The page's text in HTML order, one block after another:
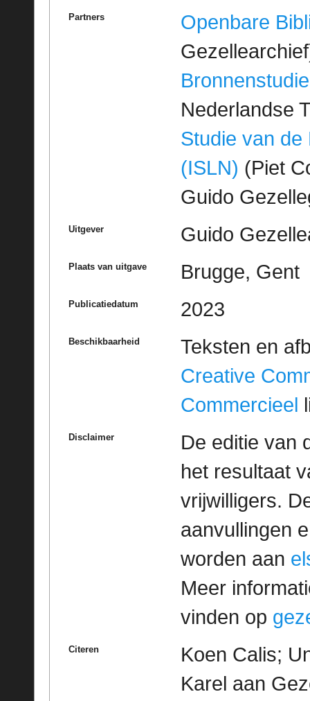
Partners
Openbare
Bronnenstudie
Nederlandse
Studie van de
(ISLN) (Piet
Guido
Uitgever Guido
Plaats van uitgave Brugge, Gent
Publicatiedatum 2023
Beschikbaarheid
Teksten en
Creative
Commercieel
Disclaimer
De editie van
het resultaat
vrijwilligers.
aanvullingen
worden aan
Meer
vinden op
Citeren
Koen Calis;
Karel aan